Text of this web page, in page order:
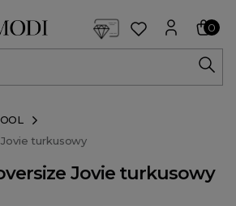
0
turkusowy
Jovie turkusowy